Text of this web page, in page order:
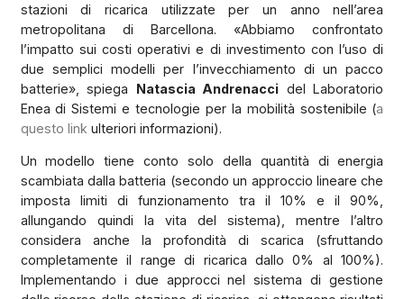
stazioni di ricarica utilizzate per un anno nell’area
metropolitana di Barcellona. «Abbiamo confrontato
l’impatto sui costi operativi e di investimento con l’uso di
due semplici modelli per l’invecchiamento di un pacco
batterie», spiega Natascia Andrenacci del Laboratorio
Enea di Sistemi e tecnologie per la mobilità sostenibile (a
questo link ulteriori informazioni).
Un modello tiene conto solo della quantità di energia
scambiata dalla batteria (secondo un approccio lineare che
imposta limiti di funzionamento tra il 10% e il 90%,
allungando quindi la vita del sistema), mentre l’altro
considera anche la profondità di scarica (sfruttando
completamente il range di ricarica dallo 0% al 100%).
Implementando i due approcci nel sistema di gestione